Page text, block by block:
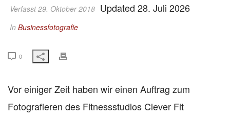
Verfasst 29. Oktober 2018 Updated 28. Juli 2026
In Businessfotografie
0
Vor einiger Zeit haben wir einen Auftrag zum
Fotografieren des Fitnessstudios Clever Fit